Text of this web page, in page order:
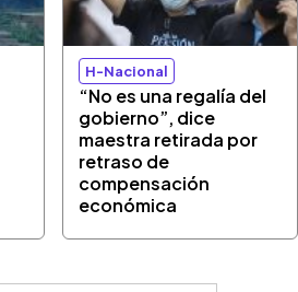
H-Nacional
“No es una regalía del
gobierno”, dice
maestra retirada por
retraso de
compensación
económica